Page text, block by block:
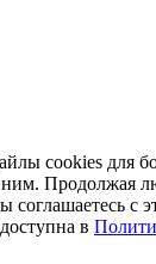
cookies для
ним. Продолжая
соглашаетесь с
в